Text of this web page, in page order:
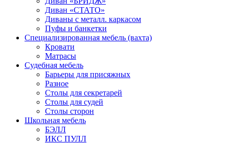
Диван «СТАТО»
Диваны с металл. каркасом
Пуфы и банкетки
Специализированная мебель (вахта)
Кровати
Матрасы
Судебная мебель
Барьеры для присяжных
Разное
Столы для секретарей
Столы для судей
Столы сторон
Школьная мебель
БЭЛЛ
ИКС ПУЛЛ